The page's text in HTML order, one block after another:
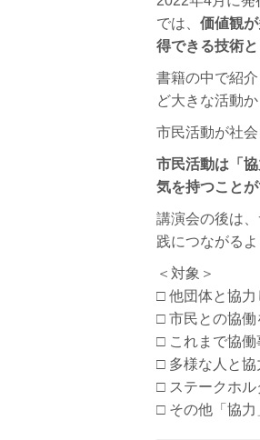
では、 価値観
得できる技術
書籍の中で紹
ど大きな活動
市民活動が社
市民活動は「
気を持つことが
講演会の後は
践につながる
＜対象＞
□ 他団体と協
□ 市民との協
□ これまで協
□ 多様な人と
□ ステークホ
□ その他「協